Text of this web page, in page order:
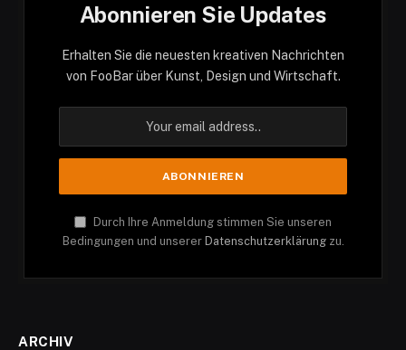
Abonnieren Sie Updates
Erhalten Sie die neuesten kreativen Nachrichten
von FooBar über Kunst, Design und Wirtschaft.
Durch Ihre Anmeldung stimmen Sie unseren
Bedingungen und unserer Datenschutzerklärungzu.
ARCHIV